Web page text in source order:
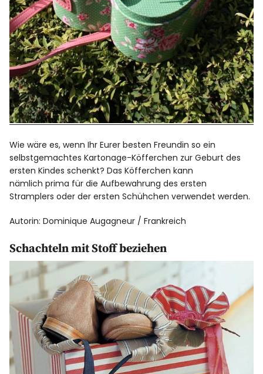
Wie wäre es, wenn Ihr Eurer besten Freundin so ein
selbstgemachtes Kartonage-Köfferchen zur Geburt des
ersten Kindes schenkt? Das Köfferchen kann
nämlich prima für die Aufbewahrung des ersten
Stramplers oder der ersten Schühchen verwendet werden.
Autorin: Dominique Augagneur / Frankreich
Schachteln mit Stoff beziehen